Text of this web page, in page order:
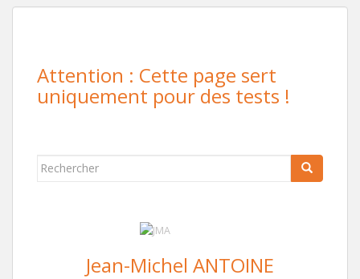
Attention : Cette page sert
uniquement pour des tests !
Rechercher...
Jean-Michel ANTOINE